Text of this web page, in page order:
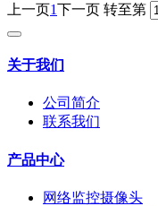
上一页1下一页 转至第
关于我们
公司简介
联系我们
产品中心
网络监控摄像头